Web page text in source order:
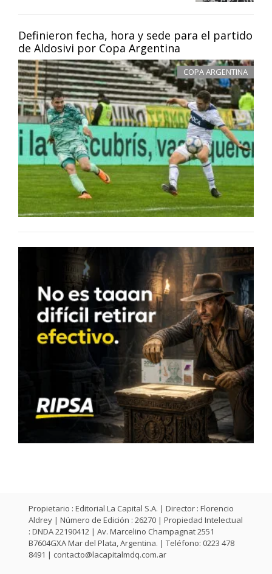
Definieron fecha, hora y sede para el partido
de Aldosivi por Copa Argentina
COPA ARGENTINA
Propietario : Editorial La Capital S.A. | Director : Florencio
Aldrey | Número de Edición : 26270 | Propiedad Intelectual
: DNDA 22190412 | Av. Marcelino Champagnat 2551
B7604GXA Mar del Plata, Argentina. | Teléfono: 0223 478
8491 | contacto@lacapitalmdq.com.ar